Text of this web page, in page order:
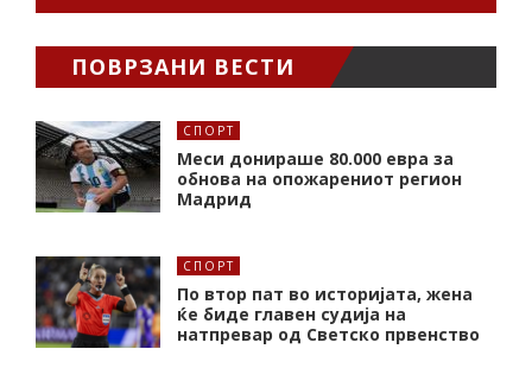
ПОВРЗАНИ ВЕСТИ
СПОРТ
Меси донираше 80.000 евра за
обнова на опожарениот регион
Мадрид
СПОРТ
По втор пат во историјата, жена
ќе биде главен судија на
натпревар од Светско првенство